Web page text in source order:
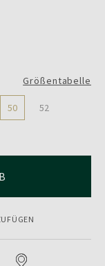
Größentabelle
50 52